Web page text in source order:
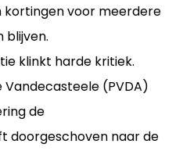
kortingen voor meerdere
blijven.
klinkt harde kritiek.
Vandecasteele (PVDA)
de
doorgeschoven naar de